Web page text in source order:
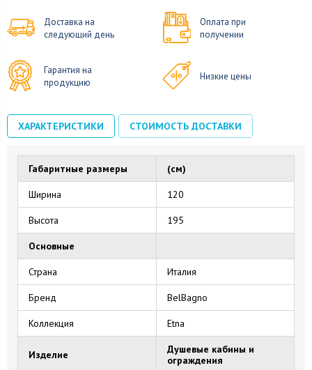
Доставка на
следующий день
Оплата при
получении
Гарантия на
продукцию
Низкие цены
ХАРАКТЕРИСТИКИ СТОИМОСТЬ ДОСТАВКИ
Габаритные размеры (см)
Ширина 120
Высота 195
Основные
Страна Италия
Бренд BelBagno
Коллекция Etna
Изделие
Душевые кабины и
ограждения